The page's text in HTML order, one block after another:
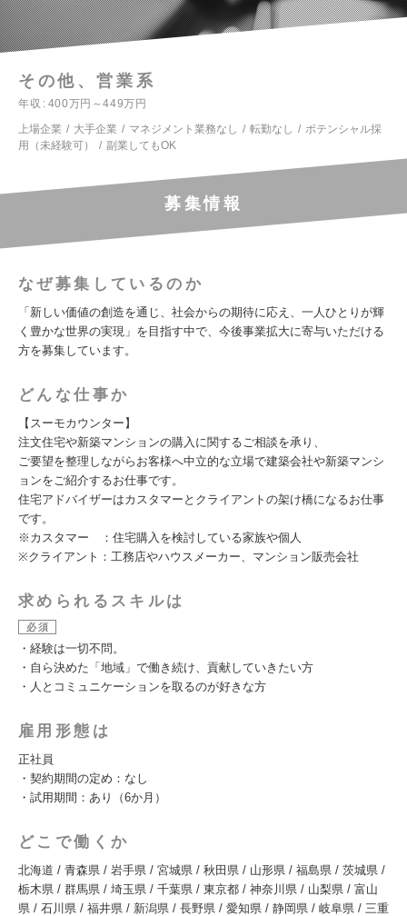
その他、営業系
年収
400万円～449万円
上場企業
大手企業 マネジメント業務なし 転勤なし
ポテンシャル採
用（未経験可）
副業してもOK
募集情報
なぜ募集しているのか
「新しい価値の創造を通じ、社会からの期待に応え、一人ひとりが輝
く豊かな世界の実現」を目指す中で、今後事業拡大に寄与いただける
方を募集しています。
どんな仕事か
【スーモカウンター】
注文住宅や新築マンションの購入に関するご相談を承り、
ご要望を整理しながらお客様へ中立的な立場で建築会社や新築マンシ
ョンをご紹介するお仕事です。
住宅アドバイザーはカスタマーとクライアントの架け橋になるお仕事
です。
※カスタマー ：住宅購入を検討している家族や個人
※クライアント：工務店やハウスメーカー、マンション販売会社
求められるスキルは
必須
・経験は一切不問。
・自ら決めた「地域」で働き続け、貢献していきたい方
・人とコミュニケーションを取るのが好きな方
雇用形態は
正社員
・契約期間の定め：なし
・試用期間：あり（6か月）
どこで働くか
北海道 / 青森県 / 岩手県 / 宮城県 / 秋田県 / 山形県 / 福島県 / 茨城県 /
栃木県 / 群馬県 / 埼玉県 / 千葉県 / 東京都 / 神奈川県 / 山梨県 / 富山
県 / 石川県 / 福井県 / 新潟県 / 長野県 / 愛知県 / 静岡県 / 岐阜県 / 三重